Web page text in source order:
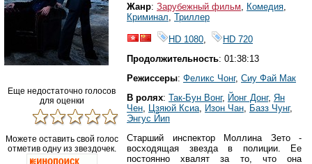
Еще недостаточно голосов
для оценки
Можете оставить свой голос
отметив одну из звездочек.
Жанр: Зарубежный фильм Комедия
Криминал Триллер
HD 1080
HD 720
Продолжительность: 01:38:13
Режиссеры: Феликс Чонг, Сиу Фай Мак
В ролях: Так-Бун Вонг, Йонг Донг, Ян
Чен
Цзяюй Ксиа Изон Чан Базз Чунг,
Энгус Йип
Старший инспектор Моллина Зето -
восходящая звезда в полиции. Ее
постоянно хвалят за то, что она